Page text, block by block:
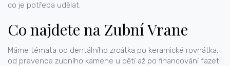
co je potřeba udělat.
Co najdete na Zubní Vrane
Máme témata od dentálního zrcátka po keramické rovnátka,
od prevence zubního kamene u dětí až po financování fazet.